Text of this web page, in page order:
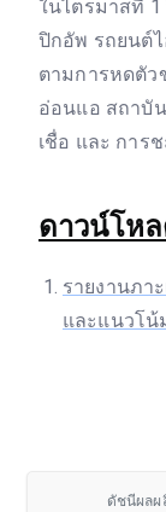
ในไตรมาสที่
ปิกอัพ รถยนต์
ตามการหดตัว
อ่อนแอ สถาบั
เชื่อ และ การ
ดาวน์โห
รายงานภา
และแนวโน้
ดัชนีผลผ